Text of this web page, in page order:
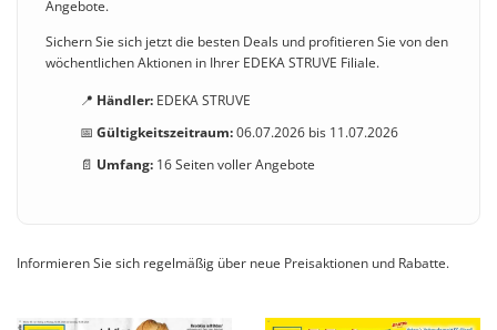
Angebote.
Sichern Sie sich jetzt die besten Deals und profitieren Sie von den
wöchentlichen Aktionen in Ihrer EDEKA STRUVE Filiale.
📍 Händler:EDEKA STRUVE
📅 Gültigkeitszeitraum:06.07.2026 bis 11.07.2026
📄 Umfang:16 Seiten voller Angebote
Informieren Sie sich regelmäßig über neue Preisaktionen und Rabatte.